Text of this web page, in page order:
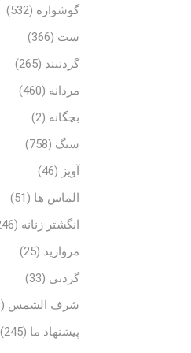
گوشواره (532)
ست (366)
گردنبند (265)
مردانه (460)
بچگانه (2)
سنگ (758)
آویز (46)
الماس ها (51)
انگشتر زنانه (246)
مروارید (25)
گردنی (33)
شرف الشمس (18)
پیشنهاد ما (245)